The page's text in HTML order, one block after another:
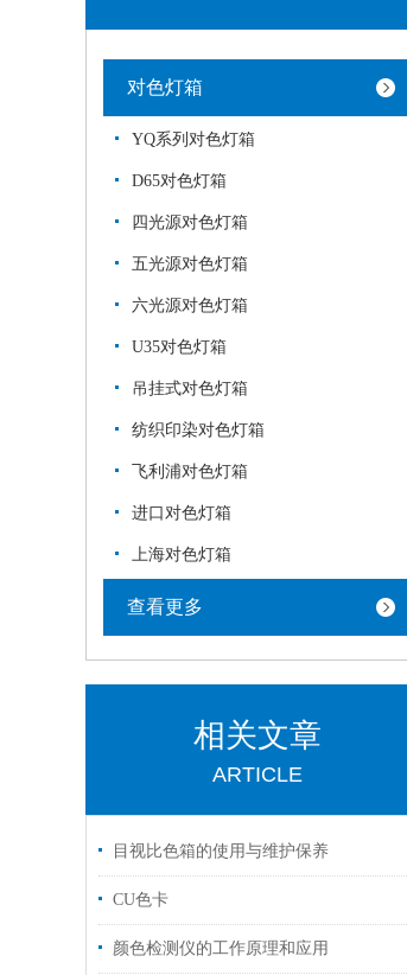
对色灯箱
YQ系列对色灯箱
D65对色灯箱
四光源对色灯箱
五光源对色灯箱
六光源对色灯箱
U35对色灯箱
吊挂式对色灯箱
纺织印染对色灯箱
飞利浦对色灯箱
进口对色灯箱
上海对色灯箱
查看更多
相关文章
ARTICLE
目视比色箱的使用与维护保养
CU色卡
颜色检测仪的工作原理和应用